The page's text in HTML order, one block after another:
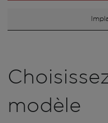
modèle